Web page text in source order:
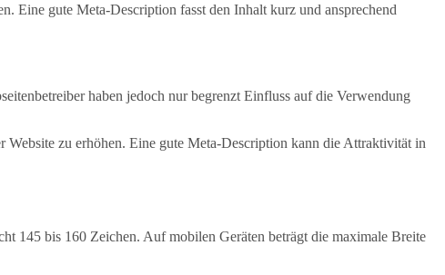
Eine gute Meta-Description fasst den Inhalt kurz und ansprechend
haben jedoch nur begrenzt Einfluss auf die Verwendung
zu erhöhen. Eine gute Meta-Description kann die Attraktivität in
145 bis 160 Zeichen. Auf mobilen Geräten beträgt die maximale Breite